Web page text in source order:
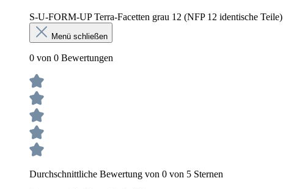
S-U-FORM-UP Terra-Facetten grau 12 (NFP 12 identische Teile)
Menü schließen
0 von 0 Bewertungen
Durchschnittliche Bewertung von 0 von 5 Sternen